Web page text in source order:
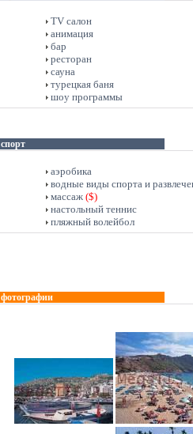
TV салон
анимация
бар
ресторан
сауна
турецкая баня
шоу программы
спорт
аэробика
водные виды спорта и
массаж ($)
настольный теннис
пляжный волейбол
фотографии